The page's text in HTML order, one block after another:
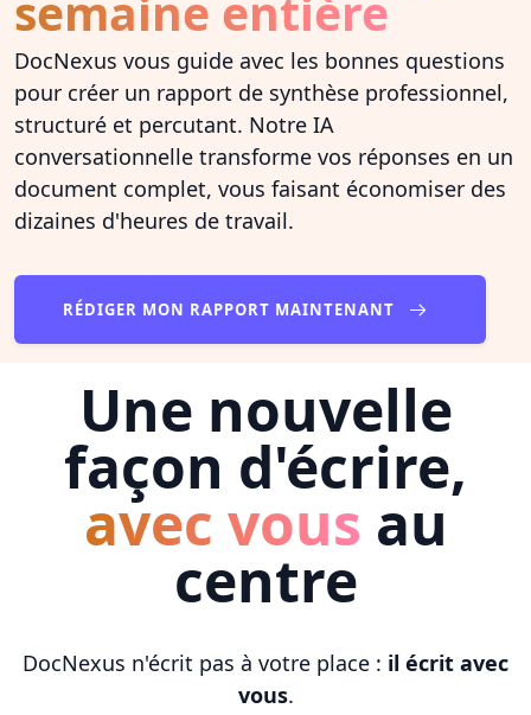
semaine entière
DocNexus vous guide avec les bonnes questions
pour créer un rapport de synthèse professionnel,
structuré et percutant. Notre IA
conversationnelle transforme vos réponses en un
document complet, vous faisant économiser des
dizaines d'heures de travail.
RÉDIGER MON RAPPORT MAINTENANT
Une nouvelle
façon d'écrire,
avec vous au
centre
DocNexus n'écrit pas à votre place : il écrit avec
vous.